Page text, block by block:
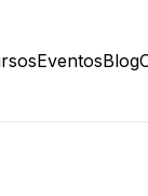
EventosBlog